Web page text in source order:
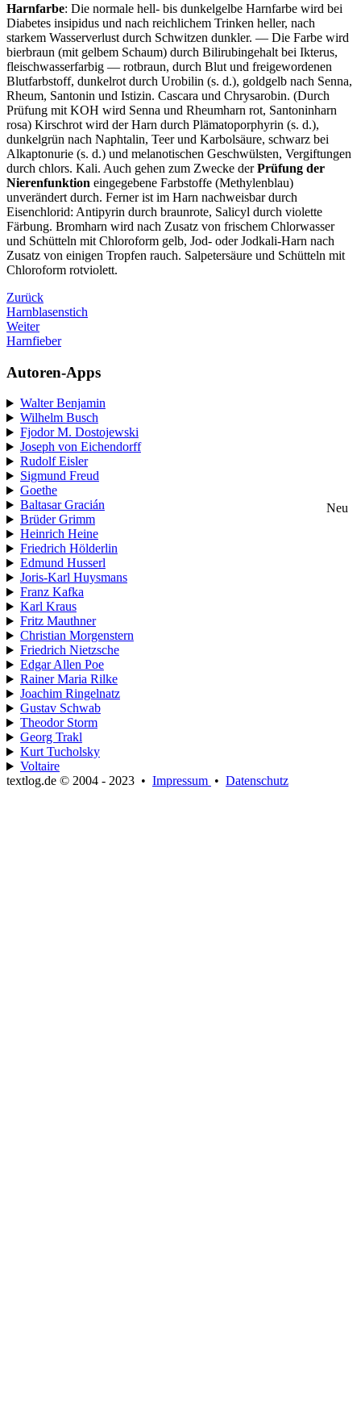
Harnfarbe: Die normale hell- bis dunkelgelbe Harnfarbe wird bei
Diabetes insipidus und nach reichlichem Trinken heller, nach
starkem Wasserverlust durch Schwitzen dunkler. — Die Farbe wird
bierbraun (mit gelbem Schaum) durch Bilirubingehalt bei Ikterus,
fleischwasserfarbig — rotbraun, durch Blut und freigewordenen
Blutfarbstoff, dunkelrot durch Urobilin (s. d.), goldgelb nach Senna,
Rheum, Santonin und Istizin. Cascara und Chrysarobin. (Durch
Prüfung mit KOH wird Senna und Rheumharn rot, Santoninharn
rosa) Kirschrot wird der Harn durch Plämatoporphyrin (s. d.),
dunkelgrün nach Naphtalin, Teer und Karbolsäure, schwarz bei
Alkaptonurie (s. d.) und melanotischen Geschwülsten, Vergiftungen
durch chlors. Kali. Auch gehen zum Zwecke derPrüfung der
Nierenfunktion eingegebene Farbstoffe (Methylenblau)
unverändert durch. Ferner ist im Harn nachweisbar durch
Eisenchlorid: Antipyrin durch braunrote, Salicyl durch violette
Färbung. Bromharn wird nach Zusatz von frischem Chlorwasser
und Schütteln mit Chloroform gelb, Jod- oder Jodkali-Harn nach
Zusatz von einigen Tropfen rauch. Salpetersäure und Schütteln mit
Chloroform rotviolett.
Zurück
Harnblasenstich
Weiter
Harnfieber
Autoren-Apps
Walter Benjamin
Wilhelm Busch
Fjodor M. Dostojewski
Joseph von Eichendorff
Rudolf Eisler
Sigmund Freud
Goethe
Baltasar Gracián
Neu
Brüder Grimm
Heinrich Heine
Friedrich Hölderlin
Edmund Husserl
Joris-Karl Huysmans
Franz Kafka
Karl Kraus
Fritz Mauthner
Christian Morgenstern
Friedrich Nietzsche
Edgar Allen Poe
Rainer Maria Rilke
Joachim Ringelnatz
Gustav Schwab
Theodor Storm
Georg Trakl
Kurt Tucholsky
Voltaire
textlog.de © 2004 - 2023 • Impressum • Datenschutz